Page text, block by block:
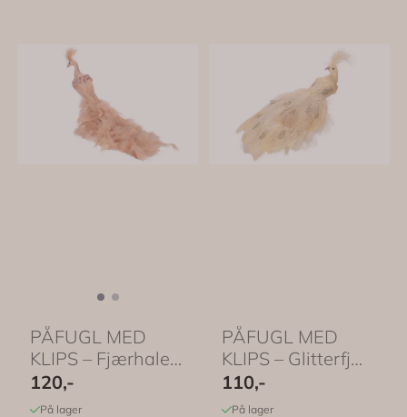
PÅFUGL MED
KLIPS – Fjærhale –
Pudderrosa ...
120,-
På lager
PÅFUGL MED
KLIPS – Glitterfjær
– Creme – ...
110,-
På lager